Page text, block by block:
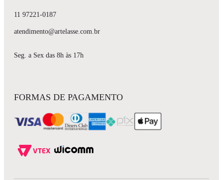
11 97221-0187
atendimento@artelasse.com.br
Seg. a Sex das 8h às 17h
FORMAS DE PAGAMENTO